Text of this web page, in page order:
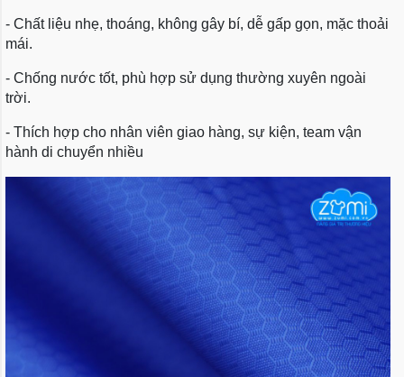
- Chất liệu nhẹ, thoáng, không gây bí, dễ gấp gọn, mặc thoải
mái.
- Chống nước tốt, phù hợp sử dụng thường xuyên ngoài
trời.
- Thích hợp cho nhân viên giao hàng, sự kiện, team vận
hành di chuyển nhiều